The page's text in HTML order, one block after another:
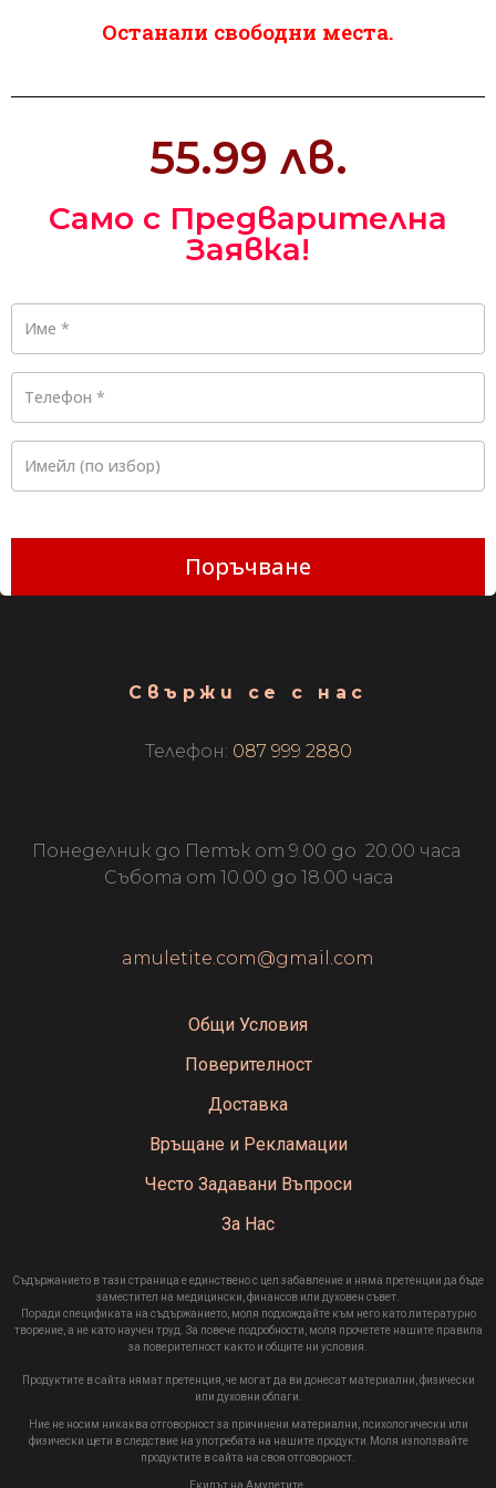
Останали свободни места.
55.99 лв.
Само с Предварителна
Заявка!
Име *
Телефон *
Имейл (по избор)
Поръчване
Свържи се с нас
Телефон: 087 999 2880
Понеделник до Петък от 9.00 до 20.00 часа
Събота от 10.00 до 18.00 часа
amuletite.com@gmail.com
Общи Условия
Поверителност
Доставка
Връщане и Рекламации
Често Задавани Въпроси
За Нас
Съдържанието в тази страница е единствено с цел забавление и няма претенции да бъде
заместител на медицински, финансов или духовен съвет.
Поради спецификата на съдържанието, моля подхождайте към него като литературно
творение, а не като научен труд. За повече подробности, моля прочетете нашите правила
за поверителност както и общите ни условия.
Продуктите в сайта нямат претенция, че могат да ви донесат материални, физически
или духовни облаги.
Ние не носим никаква отговорност за причинени материални, психологически или
физически щети в следствие на употребата на нашите продукти.Моля използвайте
продуктите в сайта на своя отговорност.
Екипът на Амулетите.